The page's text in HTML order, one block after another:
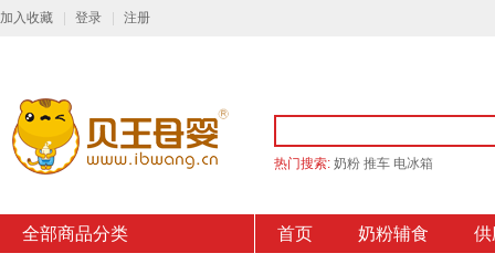
加入收藏 登录 注册
热门搜索: 奶粉 推车 电冰箱
全部商品分类 首页 奶粉辅食 供